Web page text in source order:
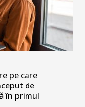
pe care
de
în primul